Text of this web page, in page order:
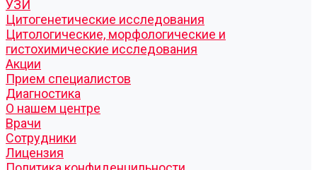
УЗИ
Цитогенетические исследования
Цитологические, морфологические и
гистохимические исследования
Акции
Прием специалистов
Диагностика
О нашем центре
Врачи
Сотрудники
Лицензия